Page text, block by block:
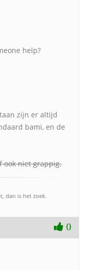
help?
zijn er altijd
bami, en de
ook niet grappig.
dan is het zoek.
0